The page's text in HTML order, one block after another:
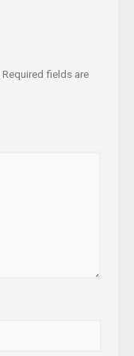
Required fields are